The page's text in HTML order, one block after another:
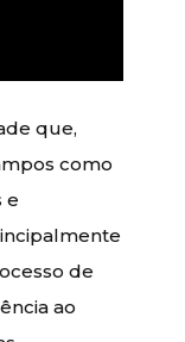
que,
como
e
de
ao